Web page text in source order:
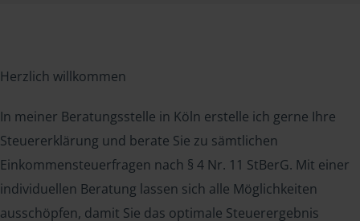
Herzlich willkommen
In meiner Beratungsstelle in Köln erstelle ich gerne Ihre
Steuererklärung und berate Sie zu sämtlichen
Einkommensteuerfragen nach § 4 Nr. 11 StBerG. Mit einer
individuellen Beratung lassen sich alle Möglichkeiten
ausschöpfen, damit Sie das optimale Steuerergebnis